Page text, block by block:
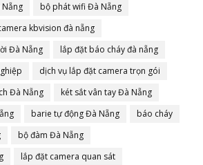
bộ phát wifi Đà Nẵng
kbvision đà nẵng
Đà Nẵng
lắp đặt báo cháy đà nẵng
dịch vụ lắp đặt camera trọn gói
Đà Nẵng
két sắt vân tay Đà Nẵng
barie tự động Đà Nẵng
báo cháy
bộ đàm Đà Nẵng
lắp đặt camera quan sát